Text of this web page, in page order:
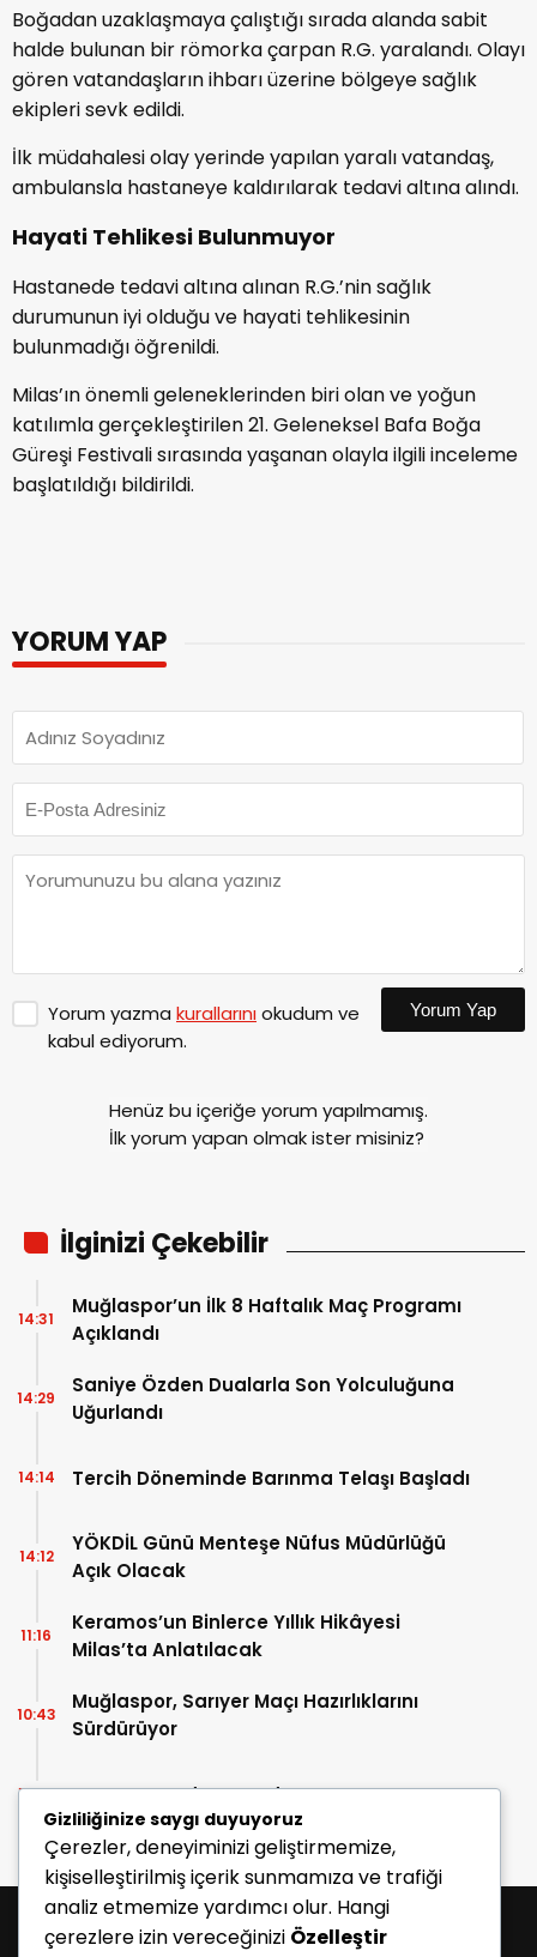
Boğadan uzaklaşmaya çalıştığı sırada alanda sabit
halde bulunan bir römorka çarpan R.G. yaralandı. Olayı
gören vatandaşların ihbarı üzerine bölgeye sağlık
ekipleri sevk edildi.
İlk müdahalesi olay yerinde yapılan yaralı vatandaş,
ambulansla hastaneye kaldırılarak tedavi altına alındı.
Hayati Tehlikesi Bulunmuyor
Hastanede tedavi altına alınan R.G.’nin sağlık
durumunun iyi olduğu ve hayati tehlikesinin
bulunmadığı öğrenildi.
Milas’ın önemli geleneklerinden biri olan ve yoğun
katılımla gerçekleştirilen 21. Geleneksel Bafa Boğa
Güreşi Festivali sırasında yaşanan olayla ilgili inceleme
başlatıldığı bildirildi.
YORUM YAP
Yorum yazma kurallarınıokudum ve
kabul ediyorum.
Yorum Yap
Henüz bu içeriğe yorum yapılmamış.
İlk yorum yapan olmak ister misiniz?
İlginizi Çekebilir
Muğlaspor’un İlk 8 Haftalık Maç Programı
Açıklandı
14:31
Saniye Özden Dualarla Son Yolculuğuna
Uğurlandı
14:29
Tercih Döneminde Barınma Telaşı Başladı
14:14
YÖKDİL Günü Menteşe Nüfus Müdürlüğü
Açık Olacak
14:12
Keramos’un Binlerce Yıllık Hikâyesi
Milas’ta Anlatılacak
11:16
Muğlaspor, Sarıyer Maçı Hazırlıklarını
Sürdürüyor
10:43
Enes Koç Bodrum FK’da
10:41
Gizliliğinize saygı duyuyoruz
Çerezler, deneyiminizi geliştirmemize,
kişiselleştirilmiş içerik sunmamıza ve trafiği
analiz etmemize yardımcı olur. Hangi
çerezlere izin vereceğinizi Özelleştir